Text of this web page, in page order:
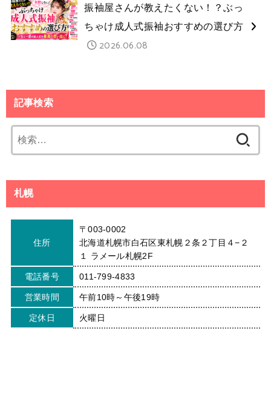
振袖屋さんが教えたくない！？ぶっ
ちゃけ成人式振袖おすすめの選び方
2026.06.08
記事検索
索:
札幌
住所
〒003-0002
北海道札幌市白石区東札幌２条２丁目４−２
１ ラメール札幌2F
電話番号 011-799-4833
営業時間 午前10時～午後19時
定休日 火曜日